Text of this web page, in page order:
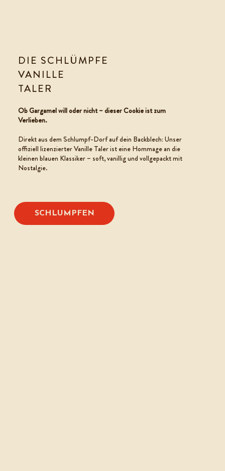
DIE SCHLÜMPFE
VANILLE
TALER
Ob Gargamel will oder nicht – dieser Cookie ist zum
Verlieben.
Direkt aus dem Schlumpf-Dorf auf dein Backblech: Unser
offiziell lizenzierter Vanille Taler ist eine Hommage an die
kleinen blauen Klassiker – soft, vanillig und vollgepackt mit
Nostalgie.
SCHLUMPFEN